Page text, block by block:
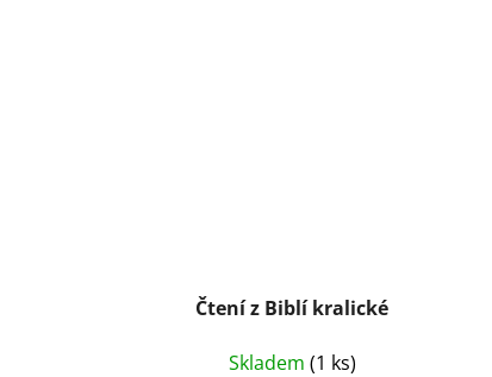
Čtení z Biblí kralické
Skladem (1 ks)